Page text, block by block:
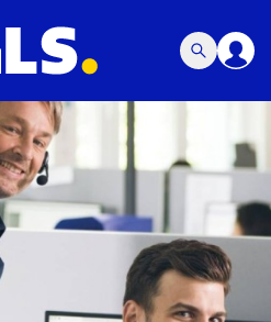
at a time. Use the Previous